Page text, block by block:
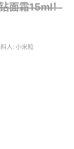
面霜15ml！
人: 小米粒